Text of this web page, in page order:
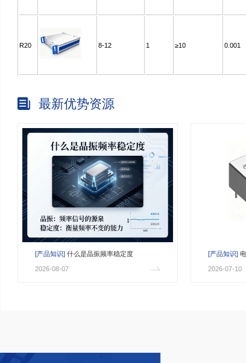
R20 ≥10 0.001
最新优势资源
[产品知识] 什么是晶振频率稳定度
2026-08-07
[产品知识]
振动如此敏感
2026-07-10